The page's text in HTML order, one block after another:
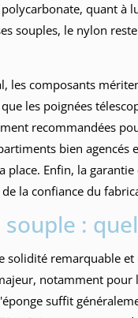
quant à
souples, le nylon
les composants
les poignées
recommandées
bien
place. Enfin, la
la confiance du
souple :
solidité remarquable
notamment pour
suffit